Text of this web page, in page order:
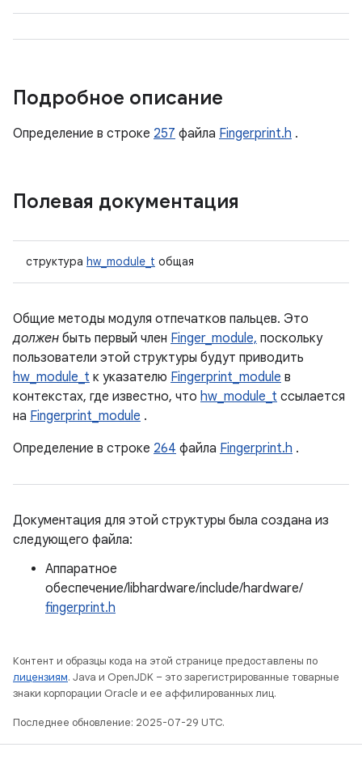
Подробное описание
Определение в строке 257 файла Fingerprint.h .
Полевая документация
структура hw_module_t общая
Общие методы модуля отпечатков пальцев. Это
должен быть первый член Finger_module, поскольку
пользователи этой структуры будут приводить
hw_module_t к указателю Fingerprint_module в
контекстах, где известно, что hw_module_t ссылается
на Fingerprint_module .
Определение в строке 264 файла Fingerprint.h .
Документация для этой структуры была создана из
следующего файла:
Аппаратное
обеспечение/libhardware/include/hardware/
fingerprint.h
Контент и образцы кода на этой странице предоставлены по
лицензиям. Java и OpenJDK – это зарегистрированные товарные
знаки корпорации Oracle и ее аффилированных лиц.
Последнее обновление: 2025-07-29 UTC.